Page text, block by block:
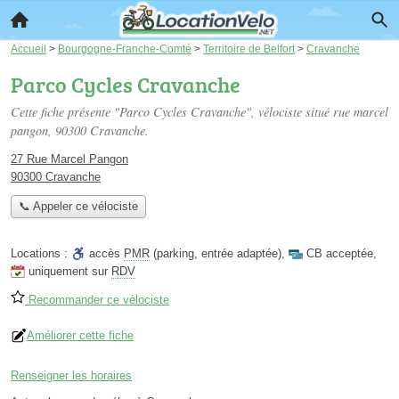
Accueil > Bourgogne-Franche-Comté > Territoire de Belfort > Cravanche
Parco Cycles Cravanche
Cette fiche présente "Parco Cycles Cravanche", vélociste situé rue marcel
pangon, 90300 Cravanche.
27 Rue Marcel Pangon
90300 Cravanche
📞 Appeler ce vélociste
Locations : accès PMR (parking, entrée adaptée), CB acceptée,
uniquement sur RDV
Recommander ce vélociste
Améliorer cette fiche
Renseigner les horaires